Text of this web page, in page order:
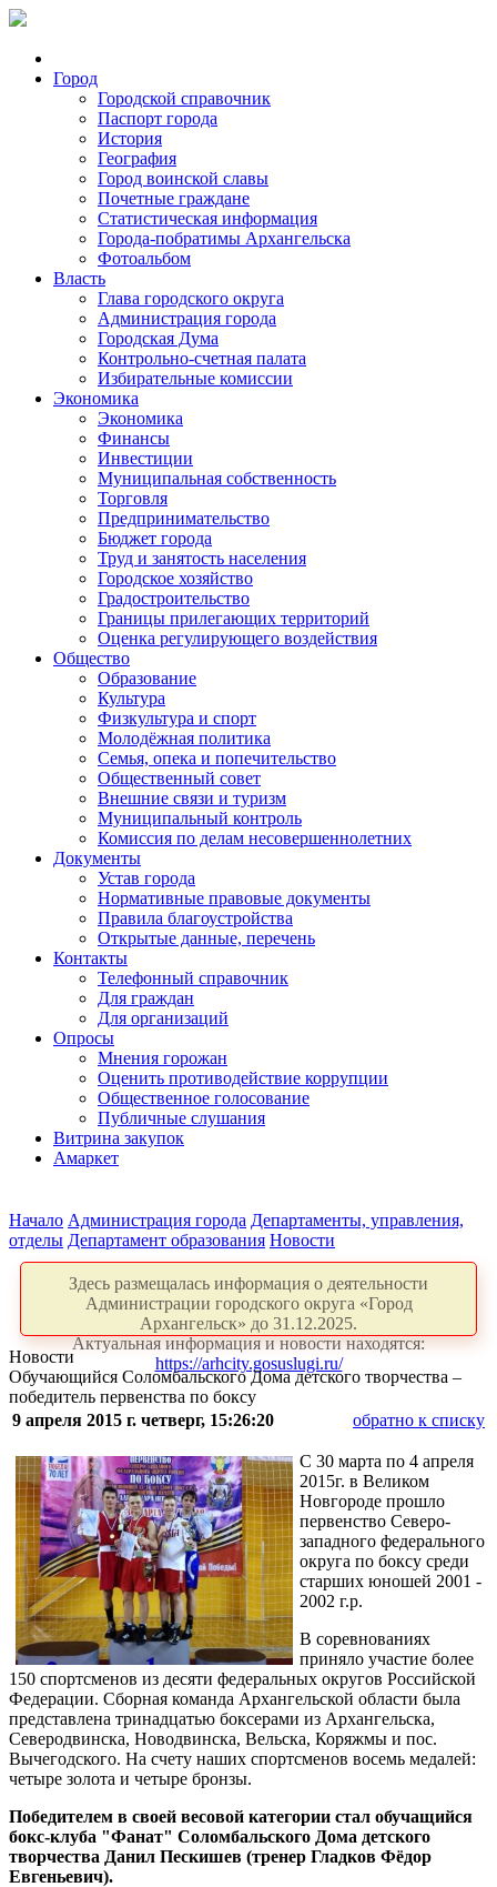
Город
Городской справочник
Паспорт города
История
География
Город воинской славы
Почетные граждане
Статистическая информация
Города-побратимы Архангельска
Фотоальбом
Власть
Глава городского округа
Администрация города
Городская Дума
Контрольно-счетная палата
Избирательные комиссии
Экономика
Экономика
Финансы
Инвестиции
Муниципальная собственность
Торговля
Предпринимательство
Бюджет города
Труд и занятость населения
Городское хозяйство
Градостроительство
Границы прилегающих территорий
Оценка регулирующего воздействия
Общество
Образование
Культура
Физкультура и спорт
Молодёжная политика
Семья, опека и попечительство
Общественный совет
Внешние связи и туризм
Муниципальный контроль
Комиссия по делам несовершеннолетних
Документы
Устав города
Нормативные правовые документы
Правила благоустройства
Открытые данные, перечень
Контакты
Телефонный справочник
Для граждан
Для организаций
Опросы
Мнения горожан
Оценить противодействие коррупции
Общественное голосование
Публичные слушания
Витрина закупок
Амаркет
Начало Администрация города Департаменты, управления,
отделы Департамент образования Новости
Здесь размещалась информация о деятельности
Администрации городского округа «Город
Архангельск» до 31.12.2025.
Актуальная информация и новости находятся:
https://arhcity.gosuslugi.ru/
Новости
Обучающийся Соломбальского Дома детского творчества –
победитель первенства по боксу
9 апреля 2015 г. четверг, 15:26:20
обратно к списку
С 30 марта по 4 апреля
2015г. в Великом
Новгороде прошло
первенство Северо-
западного федерального
округа по боксу среди
старших юношей 2001 -
2002 г.р.
В соревнованиях
приняло участие более
150 спортсменов из десяти федеральных округов Российской
Федерации. Сборная команда Архангельской области была
представлена тринадцатью боксерами из Архангельска,
Северодвинска, Новодвинска, Вельска, Коряжмы и пос.
Вычегодского. На счету наших спортсменов восемь медалей:
четыре золота и четыре бронзы.
Победителем в своей весовой категории стал обучащийся
бокс-клуба "Фанат" Соломбальского Дома детского
творчества Данил Пескишев (тренер Гладков Фёдор
Евгеньевич).